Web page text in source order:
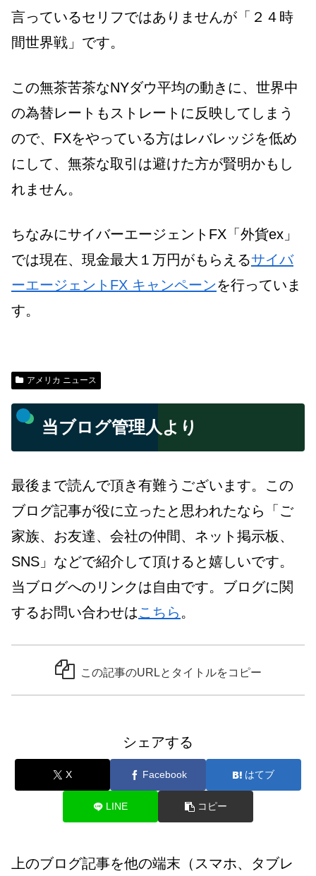
言っているセリフではありませんが「２４時
間世界戦」です。
この無茶苦茶なNYダウ平均の動きに、世界中
の為替レートもストレートに反映してしまう
ので、FXをやっている方はレバレッジを低め
にして、無茶な取引は避けた方が賢明かもし
れません。
ちなみにサイバーエージェントFX「外貨ex」
では現在、現金最大１万円がもらえるサイバ
ーエージェントFX キャンペーンを行っていま
す。
アメリカ ニュース
当ブログ管理人より
最後まで読んで頂き有難うございます。この
ブログ記事が役に立ったと思われたなら「ご
家族、お友達、会社の仲間、ネット掲示板、
SNS」などで紹介して頂けると嬉しいです。
当ブログへのリンクは自由です。ブログに関
するお問い合わせはこちら 。
この記事のURLとタイトルをコピー
シェアする
X Facebook はてブ
LINE コピー
上のブログ記事を他の端末（スマホ、タブレ